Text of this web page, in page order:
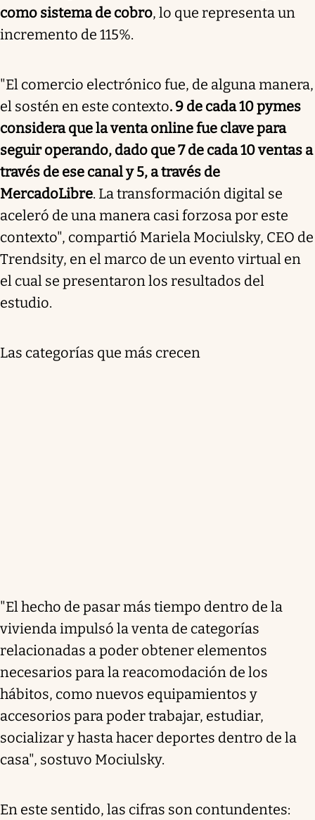
como sistema de cobro, lo que representa un
incremento de 115%.
"El comercio electrónico fue, de alguna manera,
el sostén en este contexto. 9 de cada 10 pymes
considera que la venta online fue clave para
seguir operando, dado que 7 de cada 10 ventas a
través de ese canal y 5, a través de
MercadoLibre. La transformación digital se
aceleró de una manera casi forzosa por este
contexto", compartió Mariela Mociulsky, CEO de
Trendsity, en el marco de un evento virtual en
el cual se presentaron los resultados del
estudio.
Las categorías que más crecen
"El hecho de pasar más tiempo dentro de la
vivienda impulsó la venta de categorías
relacionadas a poder obtener elementos
necesarios para la reacomodación de los
hábitos, como nuevos equipamientos y
accesorios para poder trabajar, estudiar,
socializar y hasta hacer deportes dentro de la
casa", sostuvo Mociulsky.
En este sentido, las cifras son contundentes: